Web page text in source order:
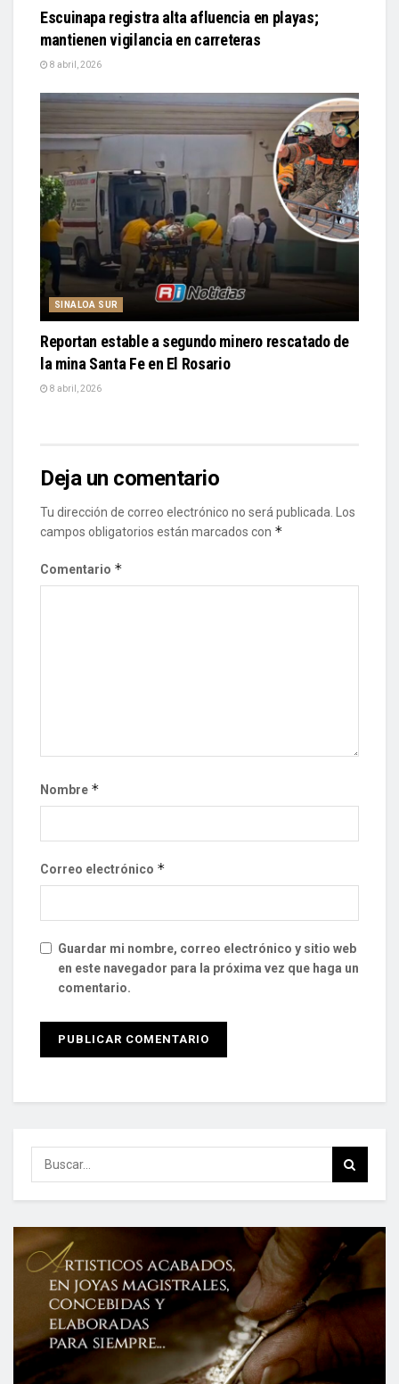
Escuinapa registra alta afluencia en playas;
mantienen vigilancia en carreteras
8 abril, 2026
SINALOA SUR
Reportan estable a segundo minero rescatado de
la mina Santa Fe en El Rosario
8 abril, 2026
Deja un comentario
Tu dirección de correo electrónico no será publicada. Los
campos obligatorios están marcados con *
Comentario *
Nombre *
Correo electrónico *
Guardar mi nombre, correo electrónico y sitio web
en este navegador para la próxima vez que haga un
comentario.